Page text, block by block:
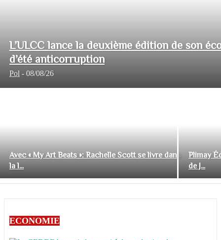
L’ULCC lance la deuxième édition de son
d’été anticorruption
Pol - 08/08/26
Avec « My Art Beats »: Rachelle Scott se livre dans
la l...
Plimay
de J...
ECONOMIE